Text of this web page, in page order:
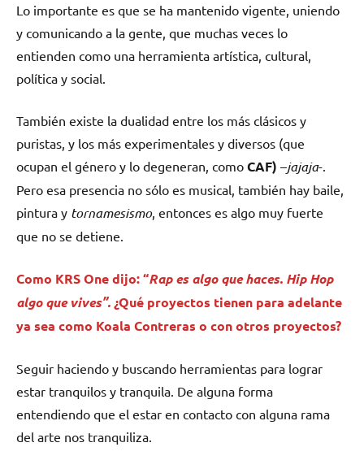
Lo importante es que se ha mantenido vigente, uniendo
y comunicando a la gente, que muchas veces lo
entienden como una herramienta artística, cultural,
política y social.
También existe la dualidad entre los más clásicos y
puristas, y los más experimentales y diversos (que
ocupan el género y lo degeneran, como CAF) –jajaja-.
Pero esa presencia no sólo es musical, también hay baile,
pintura y tornamesismo, entonces es algo muy fuerte
que no se detiene.
Como KRS One dijo: “Rap es algo que haces. Hip Hop
algo que vives”. ¿Qué proyectos tienen para adelante
ya sea como Koala Contreras o con otros proyectos?
Seguir haciendo y buscando herramientas para lograr
estar tranquilos y tranquila. De alguna forma
entendiendo que el estar en contacto con alguna rama
del arte nos tranquiliza.